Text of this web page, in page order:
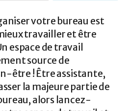
votre bureau est
travailler et être
espace de travail
source de
être ! Être assistante,
la majeure partie de
alors lancez-